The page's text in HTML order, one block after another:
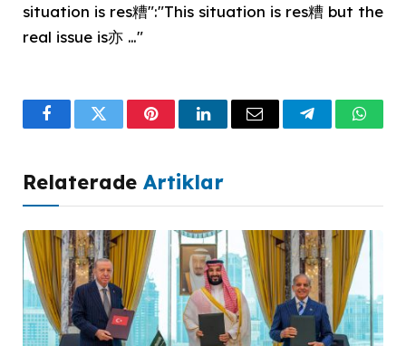
situation is res糟":"This situation is res糟 but the
real issue is亦 …"
FacebookTwitterPinterestLinkedInEmail Telegram
Relaterade Artiklar